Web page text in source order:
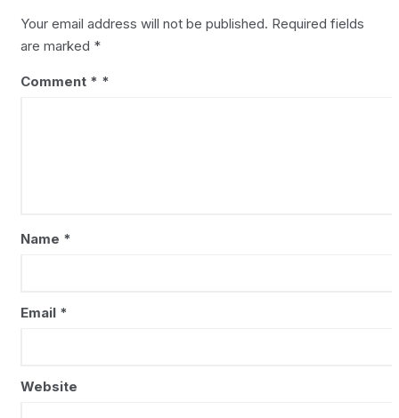
Your email address will not be published. Required fields
are marked *
Comment *
Name *
Email *
Website